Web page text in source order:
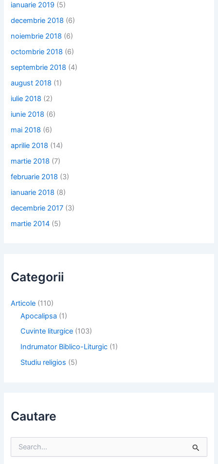
ianuarie 2019 (5)
decembrie 2018 (6)
noiembrie 2018 (6)
octombrie 2018 (6)
septembrie 2018 (4)
august 2018 (1)
iulie 2018 (2)
iunie 2018 (6)
mai 2018 (6)
aprilie 2018 (14)
martie 2018 (7)
februarie 2018 (3)
ianuarie 2018 (8)
decembrie 2017 (3)
martie 2014 (5)
Categorii
Articole (110)
Apocalipsa (1)
Cuvinte liturgice (103)
Indrumator Biblico-Liturgic (1)
Studiu religios (5)
Cautare